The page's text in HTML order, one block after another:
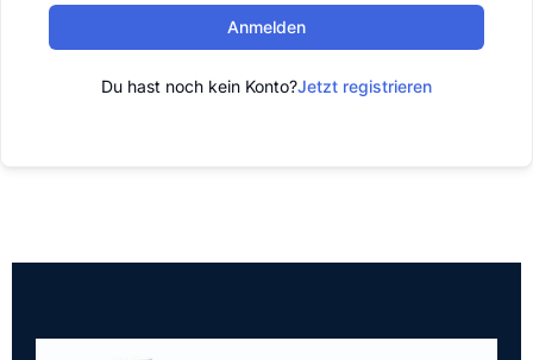
Anmelden
Du hast noch kein Konto?Jetzt registrieren